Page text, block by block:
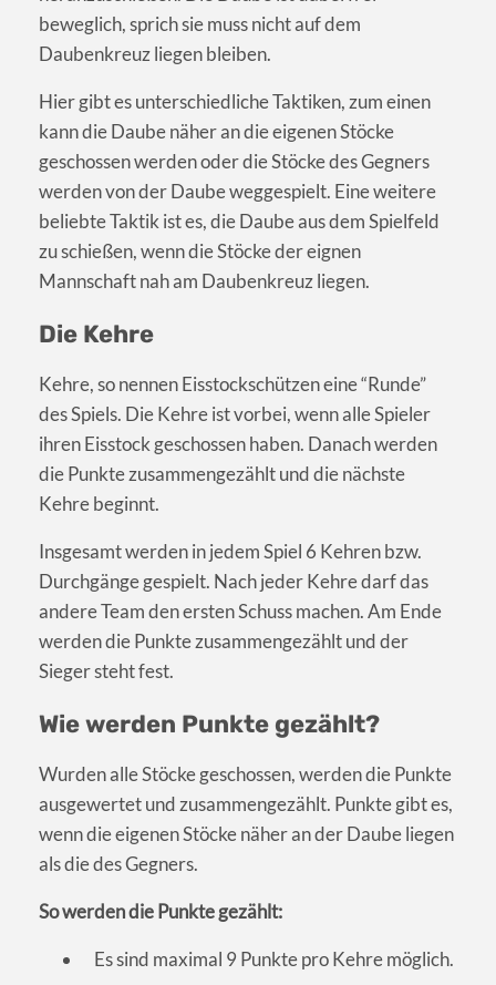
beweglich, sprich sie muss nicht auf dem
Daubenkreuz liegen bleiben.
Hier gibt es unterschiedliche Taktiken, zum einen
kann die Daube näher an die eigenen Stöcke
geschossen werden oder die Stöcke des Gegners
werden von der Daube weggespielt. Eine weitere
beliebte Taktik ist es, die Daube aus dem Spielfeld
zu schießen, wenn die Stöcke der eignen
Mannschaft nah am Daubenkreuz liegen.
Die Kehre
Kehre, so nennen Eisstockschützen eine “Runde”
des Spiels. Die Kehre ist vorbei, wenn alle Spieler
ihren Eisstock geschossen haben. Danach werden
die Punkte zusammengezählt und die nächste
Kehre beginnt.
Insgesamt werden in jedem Spiel 6 Kehren bzw.
Durchgänge gespielt. Nach jeder Kehre darf das
andere Team den ersten Schuss machen. Am Ende
werden die Punkte zusammengezählt und der
Sieger steht fest.
Wie werden Punkte gezählt?
Wurden alle Stöcke geschossen, werden die Punkte
ausgewertet und zusammengezählt. Punkte gibt es,
wenn die eigenen Stöcke näher an der Daube liegen
als die des Gegners.
So werden die Punkte gezählt:
Es sind maximal 9 Punkte pro Kehre möglich.